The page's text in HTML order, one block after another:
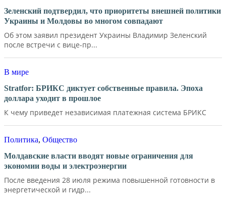
Зеленский подтвердил, что приоритеты внешней политики
Украины и Молдовы во многом совпадают
Об этом заявил президент Украины Владимир Зеленский
после встречи с вице-пр...
В мире
Stratfor: БРИКС диктует собственные правила. Эпоха
доллара уходит в прошлое
К чему приведет независимая платежная система БРИКС
Политика, Общество
Молдавские власти вводят новые ограничения для
экономии воды и электроэнергии
После введения 28 июля режима повышенной готовности в
энергетической и гидр...